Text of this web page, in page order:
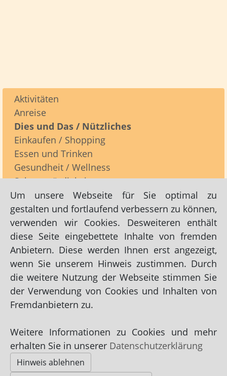
Aktivitäten
Anreise
Dies und Das / Nützliches
Einkaufen / Shopping
Essen und Trinken
Gesundheit / Wellness
Sehenswürdigkeiten
Übernachtungen
Kontakt / Impressum
Links zu Dies und Das / Nützliches -> Kontakt /
Impressum:
Kontakt / Impressum Björn Bischoff
Impressum| Datenschutz|AGB
Um unsere Webseite für Sie optimal zu
gestalten und fortlaufend verbessern zu können,
verwenden wir Cookies. Desweiteren enthält
diese Seite eingebettete Inhalte von fremden
Anbietern. Diese werden Ihnen erst angezeigt,
wenn Sie unserem Hinweis zustimmen. Durch
die weitere Nutzung der Webseite stimmen Sie
der Verwendung von Cookies und Inhalten von
Fremdanbietern zu.
Weitere Informationen zu Cookies und mehr
erhalten Sie in unserer Datenschutzerklärung
Hinweis ablehnen